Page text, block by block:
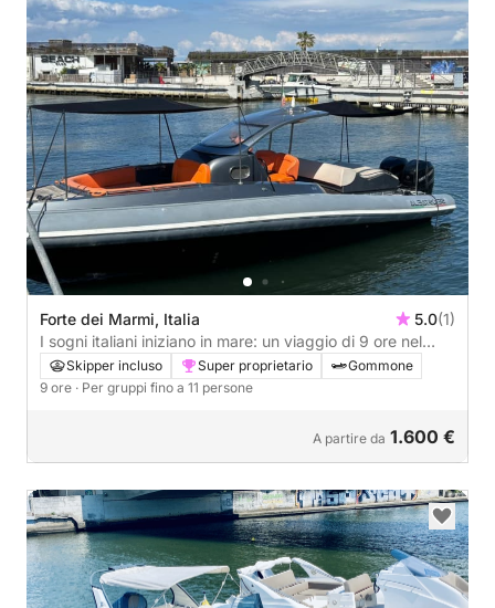
Forte dei Marmi, Italia 5.0(1)
I sogni italiani iniziano in mare: un viaggio di 9 ore nel
cuore di Forte dei Marmi
Skipper incluso Super proprietario
Gommone
9 ore · Per gruppi fino a 11 persone
A partire da 1.600 €